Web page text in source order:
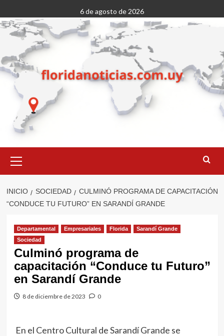
al
contenido
6 de agosto de 2026
primario
INICIO SOCIEDAD
CULMINÓ PROGRAMA DE CAPACITACIÓN
“CONDUCE TU FUTURO” EN SARANDÍ GRANDE
Departamental Empresariales Florida
Sarandí Grande
Sociedad
Culminó programa de
capacitación “Conduce tu Futuro”
en Sarandí Grande
8 de diciembre de 2023 0
En el Centro Cultural de Sarandí Grande se